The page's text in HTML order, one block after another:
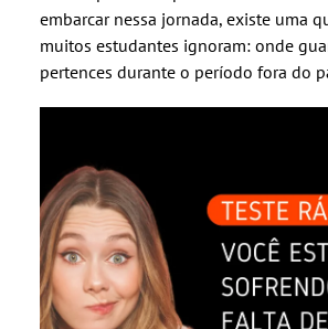
embarcar nessa jornada, existe uma
muitos estudantes ignoram: onde
pertences durante o período fora do